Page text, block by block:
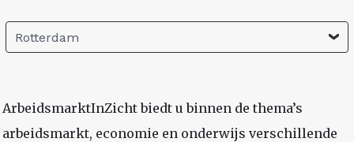
Rotterdam
ArbeidsmarktInZicht biedt u binnen de thema’s
arbeidsmarkt, economie en onderwijs verschillende